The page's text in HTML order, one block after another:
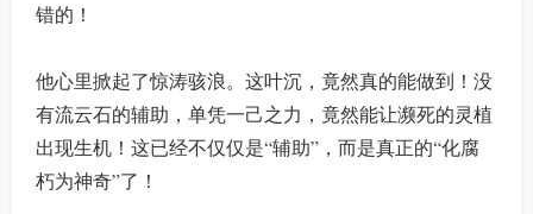
错的！
他心里掀起了惊涛骇浪。这叶沉，竟然真的能做到！没
有流云石的辅助，单凭一己之力，竟然能让濒死的灵植
出现生机！这已经不仅仅是“辅助”，而是真正的“化腐
朽为神奇”了！